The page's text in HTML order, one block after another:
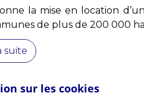
la mise en location
de plus de 200 000
suite
sur les cookies